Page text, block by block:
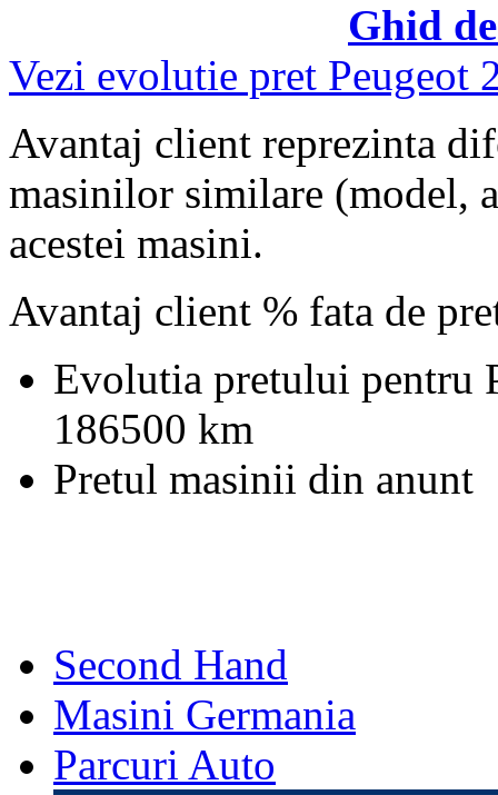
Ghid
Vezi evolutie pret Peugeot
Avantaj client reprezinta
masinilor similare (model,
acestei masini.
Avantaj client % fata de
Evolutia pretului pentru
186500 km
Pretul masinii din anunt
Second Hand
Masini Germania
Parcuri Auto